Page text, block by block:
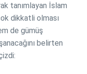
tanımlayan İslam
dikkatli olması
de gümüş
belirten